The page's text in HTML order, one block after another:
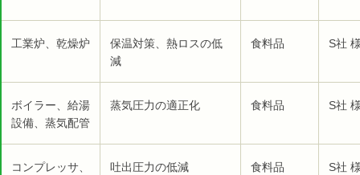
工業炉、乾燥炉
保温対策、熱ロスの低
減
食料品 S社
ボイラー、給湯
設備、蒸気配管
蒸気圧力の適正化 食料品 S社
コンプレッサ、
吐出圧力の低減 食料品 S社